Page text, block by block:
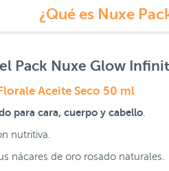
¿Qué es Nuxe
Pack Nuxe Glow
Aceite Seco 50 ml
para cara, cuerpo y cabello.
nutritiva.
nácares de oro rosado naturales.